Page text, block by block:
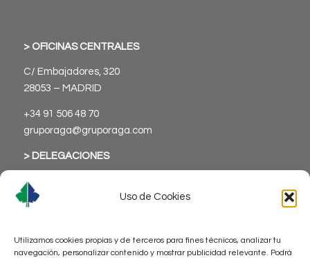
Uso de Cookies
Utilizamos cookies propias y de terceros para fines técnicos, analizar tu
navegación, personalizar contenido y mostrar publicidad relevante. Podrá
> OFICINAS CENTRALES
C/ Embajadores, 320
28053 – MADRID
+34 91 506 48 70
gruporaga@gruporaga.com
> DELEGACIONES
> Aviso Legal